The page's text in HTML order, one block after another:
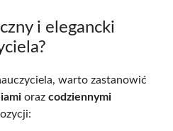
i elegancki
warto zastanowić
oraz codziennymi